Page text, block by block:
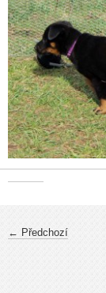
← Předchozí